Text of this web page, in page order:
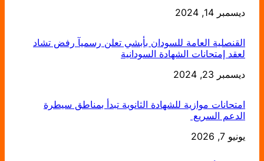
التاريخ
ديسمبر 14, 2024
القنصلية العامة للسودان بأبشي تعلن رسميآ رفض تشاد
لعقد إمتحانات الشهادة السودانية
التاريخ
ديسمبر 23, 2024
امتحانات موازية للشهادة الثانوية تبدأ بمناطق سيطرة
الدعم السريع
التاريخ
يونيو 7, 2026